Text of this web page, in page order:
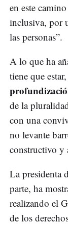
en este
inclusiva, por
las personas”.
A lo que ha
tiene que
de la
con una
no levante
constructivo y
La presidenta
parte, ha
realizando el
de los